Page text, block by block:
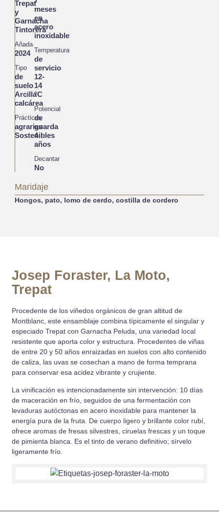
Trepat
y
Garnacha
Tintorera
Añada
2024
Tipo
de
suelo
Arcilla
calcárea
Prácticas
agrarias
Sostenibles
meses
en
acero
inoxidable
Temperatura
de
servicio
12-
14
°C
Potencial
de
guarda
4
años
Decantar
No
Maridaje
Hongos, pato, lomo de cerdo, costilla de cordero
Josep Foraster, La Moto,
Trepat
Procedente de los viñedos orgánicos de gran altitud de
Montblanc, este ensamblaje combina típicamente el singular y
especiado Trepat con Garnacha Peluda, una variedad local
resistente que aporta color y estructura. Procedentes de viñas
de entre 20 y 50 años enraizadas en suelos con alto contenido
de caliza, las uvas se cosechan a mano de forma temprana
para conservar esa acidez vibrante y crujiente.
La vinificación es intencionadamente sin intervención: 10 días
de maceración en frío, seguidos de una fermentación con
levaduras autóctonas en acero inoxidable para mantener la
energía pura de la fruta. De cuerpo ligero y brillante color rubí,
ofrece aromas de fresas silvestres, ciruelas frescas y un toque
de pimienta blanca. Es el tinto de verano definitivo; sírvelo
ligeramente frío.